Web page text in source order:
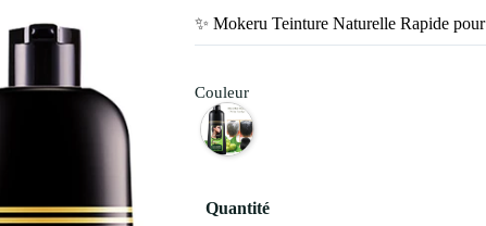
✨ Mokeru Teinture Naturelle Rapide pour
Couleur
Quantité